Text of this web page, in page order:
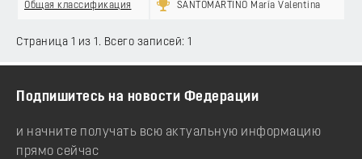
Общая классификация SANTOMARTINO María Valentina
Страница 1 из 1. Всего записей: 1
Подпишитесь на новости Федерации
и начните получать всю актуальную информацию
прямо сейчас